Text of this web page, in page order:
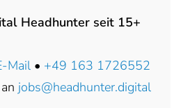
Headhunter seit 15+
Mail • +49 163 1726552
jobs@headhunter.digital